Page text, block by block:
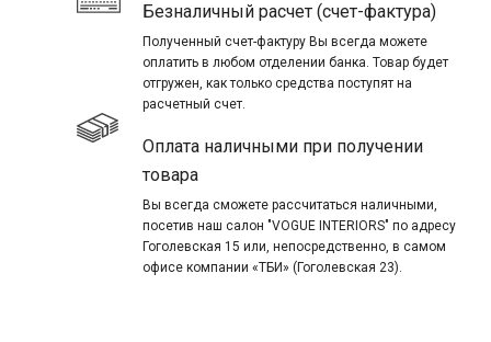
Безналичный расчет (счет-фактура)
Полученный счет-фактуру Вы всегда можете
оплатить в любом отделении банка. Товар будет
отгружен, как только средства поступят на
расчетный счет.
Оплата наличными при получении
товара
Вы всегда сможете рассчитаться наличными,
посетив наш салон "VOGUE INTERIORS" по адресу
Гоголевская 15 или, непосредственно, в самом
офисе компании «ТБИ» (Гоголевская 23).